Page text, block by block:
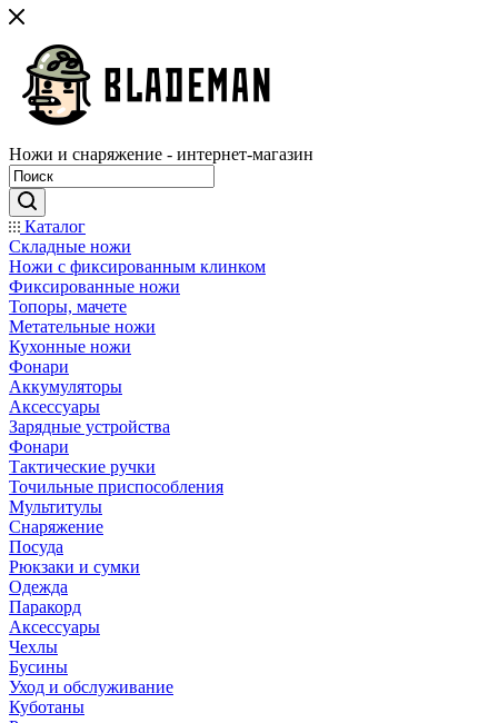
Ножи и снаряжение - интернет-магазин
Каталог
Складные ножи
Ножи с фиксированным клинком
Фиксированные ножи
Топоры, мачете
Метательные ножи
Кухонные ножи
Фонари
Аккумуляторы
Аксессуары
Зарядные устройства
Фонари
Тактические ручки
Точильные приспособления
Мультитулы
Снаряжение
Посуда
Рюкзаки и сумки
Одежда
Паракорд
Аксессуары
Чехлы
Бусины
Уход и обслуживание
Куботаны